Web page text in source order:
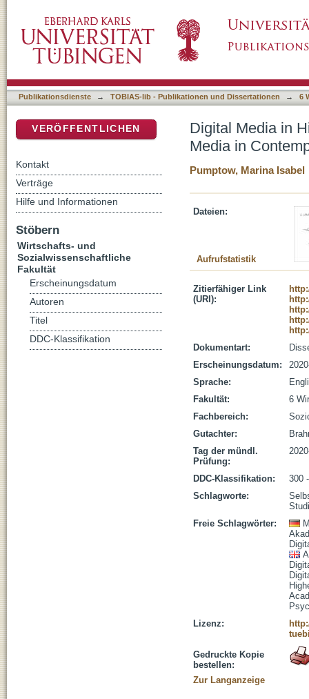
University Studies
Publikationsdienste → TOBIAS-lib - Publikationen und Dissertationen → 6
Digital Media in
Media in
Pumptow, Marina Isabel
Dateien:
Aufrufstatistik
Zitierfähiger Link
(URI):
Dokumentart:
Erscheinungsdatum:
Sprache:
Fakultät:
6
Fachbereich:
Gutachter:
Tag der mündl.
Prüfung:
DDC-Klassifikation:
300
Schlagworte:
Freie Schlagwörter:
Lizenz:
Gedruckte Kopie
bestellen:
Zur Langanzeige
VERÖFFENTLICHEN
Kontakt
Verträge
Hilfe und Informationen
Stöbern
Wirtschafts- und
Sozialwissenschaftliche
Fakultät
Erscheinungsdatum
Autoren
Titel
DDC-Klassifikation